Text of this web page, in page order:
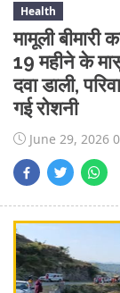
Health
मामूली बीमारी
19 महीने के
दवा डाली,
गई रोशनी
June 29, 2026